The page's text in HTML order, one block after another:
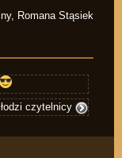
Romana Stąsiek
czytelnicy